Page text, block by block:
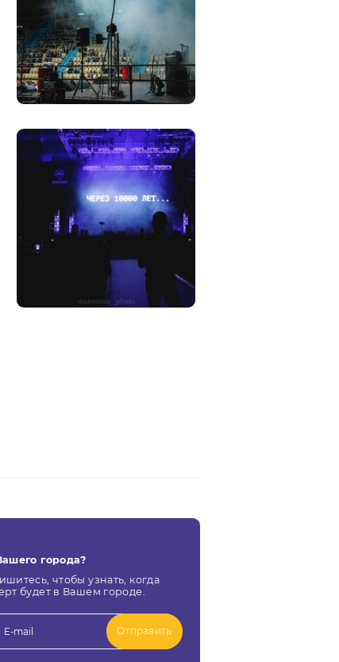
города?
чтобы узнать, когда
будет в Вашем городе.
Отправить